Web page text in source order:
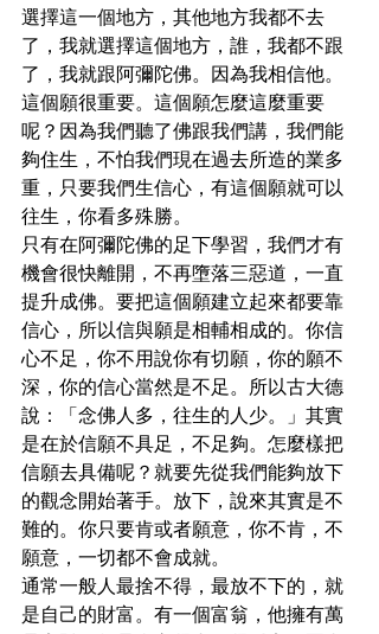
選擇這一個地方，其他地方我都不去
了，我就選擇這個地方，誰，我都不跟
了，我就跟阿彌陀佛。因為我相信他。
這個願很重要。這個願怎麼這麼重要
呢？因為我們聽了佛跟我們講，我們能
夠住生，不怕我們現在過去所造的業多
重，只要我們生信心，有這個願就可以
往生，你看多殊勝。
只有在阿彌陀佛的足下學習，我們才有
機會很快離開，不再墮落三惡道，一直
提升成佛。要把這個願建立起來都要靠
信心，所以信與願是相輔相成的。你信
心不足，你不用說你有切願，你的願不
深，你的信心當然是不足。所以古大德
說：「念佛人多，往生的人少。」其實
是在於信願不具足，不足夠。怎麼樣把
信願去具備呢？就要先從我們能夠放下
的觀念開始著手。放下，說來其實是不
難的。你只要肯或者願意，你不肯，不
願意，一切都不會成就。
通常一般人最捨不得，最放不下的，就
是自己的財富。有一個富翁，他擁有萬